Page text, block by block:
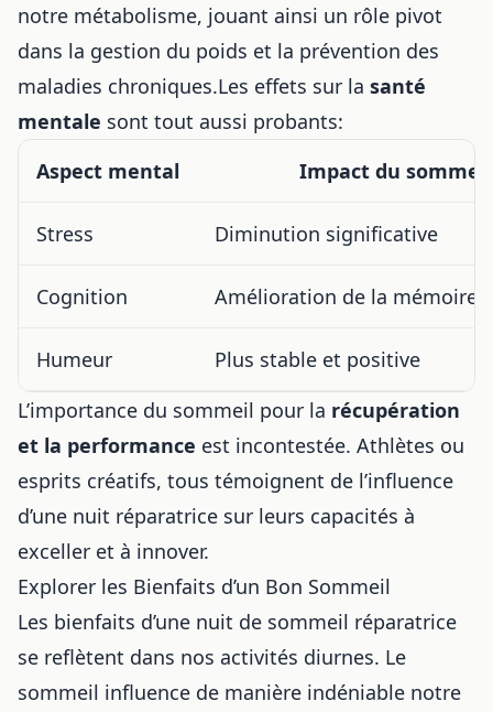
notre métabolisme, jouant ainsi un rôle pivot
dans la gestion du poids et la prévention des
maladies chroniques.Les effets sur la santé
mentale sont tout aussi probants:
Aspect mental
Impact du
Stress Diminution significative
Cognition Amélioration de la mémoire
Humeur
Plus stable et positive
L’importance du sommeil pour la récupération
et la performance est incontestée. Athlètes ou
esprits créatifs, tous témoignent de l’influence
d’une nuit réparatrice sur leurs capacités à
exceller et à innover.
Explorer les Bienfaits d’un Bon Sommeil
Les bienfaits d’une nuit de sommeil réparatrice
se reflètent dans nos activités diurnes. Le
sommeil influence de manière indéniable notre